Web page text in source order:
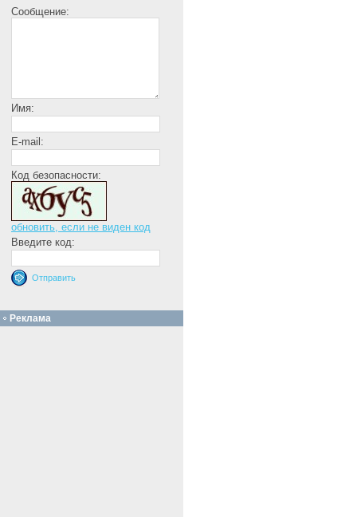
Сообщение:
Имя:
E-mail:
Код безопасности:
обновить, если не виден код
Введите код:
Реклама